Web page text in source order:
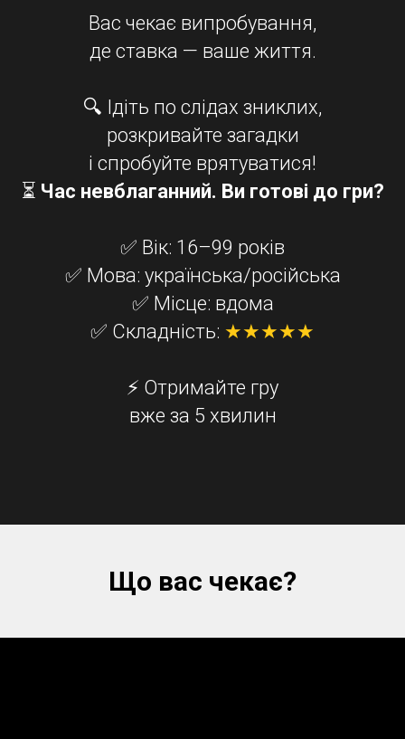
Вас чекає випробування,
де ставка — ваше життя.
🔍 Ідіть по слідах зниклих,
розкривайте загадки
і спробуйте врятуватися!
⏳ Час невблаганний. Ви готові до гри?
✅ Вік: 16–99 років
✅ Мова: українська/російська
✅ Місце: вдома
✅ Складність: ★★★★★
⚡ Отримайте гру
вже за 5 хвилин
Що вас чекає?